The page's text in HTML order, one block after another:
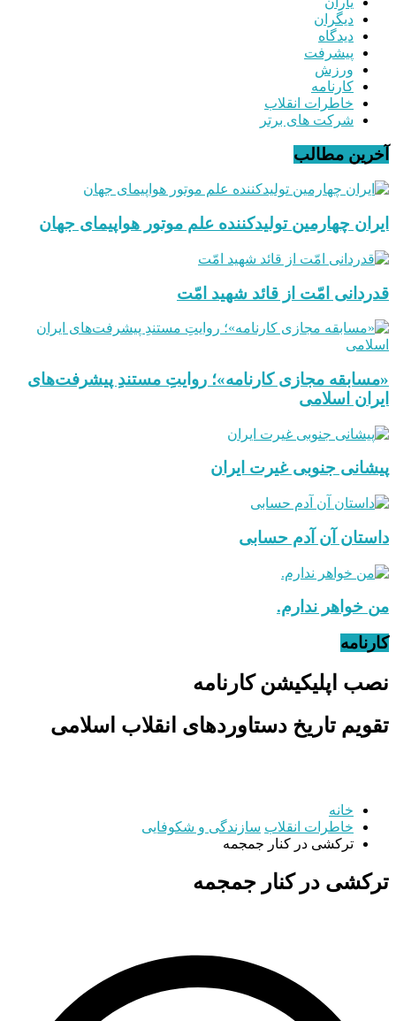
دیگران
دیدگاه
پیشرفت
ورزش
کارنامه
خاطرات انقلاب
شرکت های برتر
آخرین مطالب
ایران چهارمین تولیدکننده علم موتور هواپیمای جهان
قدردانی امّت از قائد شهید امّت
«مسابقه مجازی کارنامه»؛ روایتِ مستندِ پیشرفت‌های
ایران اسلامی
پیشانی جنوبی غیرت ایران
داستان آن آدم حسابی
من خواهر ندارم.
کارنامه
نصب اپلیکیشن کارنامه
تقویم تاریخ دستاوردهای انقلاب اسلامی
خانه
خاطرات انقلاب سازندگی و شکوفایی
ترکشی در کنار جمجمه
ترکشی در کنار جمجمه